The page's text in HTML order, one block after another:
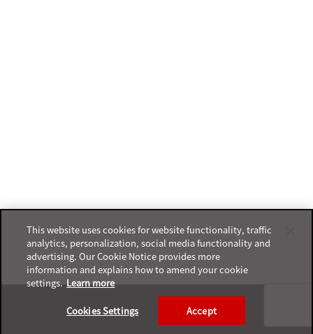
Footer
This website uses cookies for website functionality, traffic
analytics, personalization, social media functionality and
advertising. Our Cookie Notice provides more
information and explains how to amend your cookie
settings. Learn more
Cookies Settings Accept